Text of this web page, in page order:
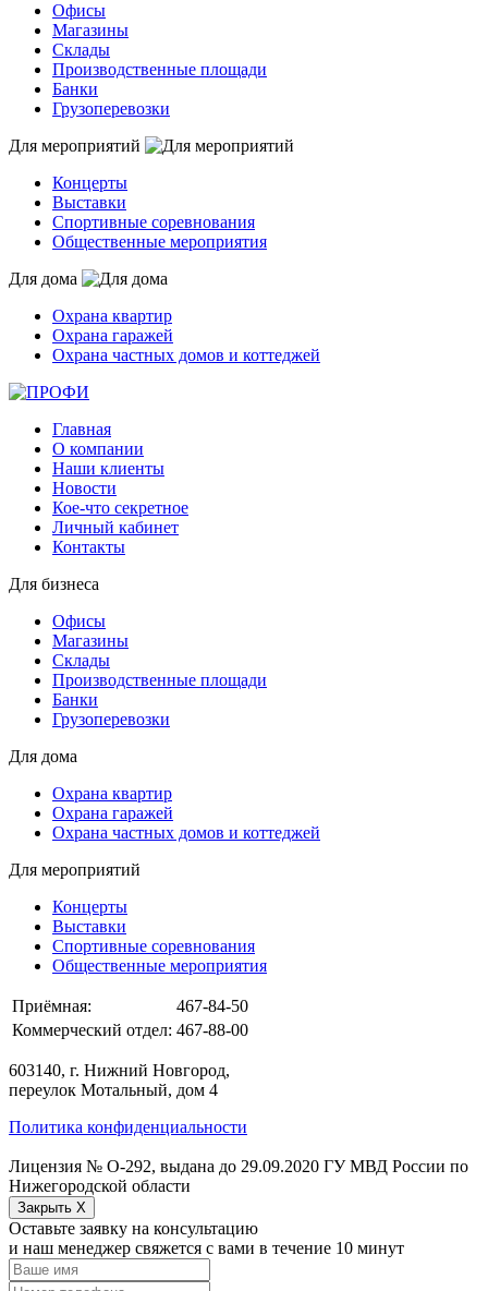
Офисы
Магазины
Склады
Производственные площади
Банки
Грузоперевозки
Для мероприятий
Концерты
Выставки
Спортивные соревнования
Общественные мероприятия
Для дома
Охрана квартир
Охрана гаражей
Охрана частных домов и коттеджей
Главная
О компании
Наши клиенты
Новости
Кое-что секретное
Личный кабинет
Контакты
Для бизнеса
Офисы
Магазины
Склады
Производственные площади
Банки
Грузоперевозки
Для дома
Охрана квартир
Охрана гаражей
Охрана частных домов и коттеджей
Для мероприятий
Концерты
Выставки
Спортивные соревнования
Общественные мероприятия
Приёмная:
467-84-50
Коммерческий отдел: 467-88-00
603140, г. Нижний Новгород,
переулок Мотальный, дом 4
Политика конфиденциальности
Лицензия № О-292, выдана до 29.09.2020 ГУ МВД России по
Нижегородской области
Закрыть X
Оставьте заявку на консультацию
и наш менеджер свяжется с вами в течение 10 минут